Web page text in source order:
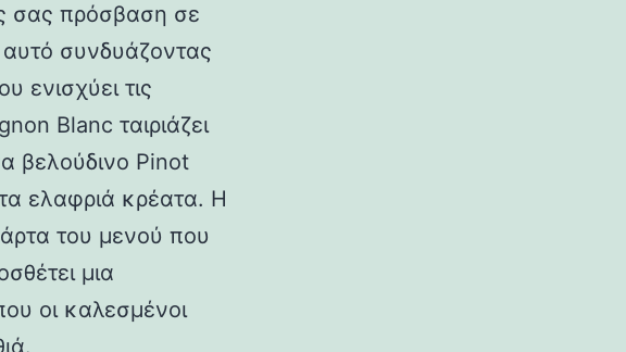
σας πρόσβαση σε
αυτό συνδυάζοντας
ενισχύει τις
Blanc ταιριάζει
βελούδινο Pinot
ελαφριά κρέατα. Η
του μενού που
μια
οι καλεσμένοι